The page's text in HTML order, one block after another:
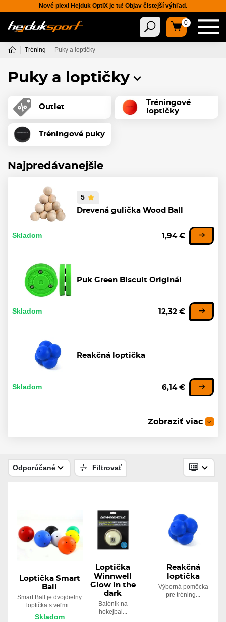
Nové plexi Hejduk OptiX je tu! Objav čistejší výhľad.
0
Tréning Puky a loptičky
Puky a loptičky
Outlet
Tréningové
loptičky
Tréningové puky
Najpredávanejšie
5
Drevená gulička Wood Ball
Skladom 1,94 €
Puk Green Biscuit Originál
Skladom 12,32 €
Reakčná loptička
Skladom 6,14 €
Skladom
Skladom 2,06 €
Zobraziť viac
Odporúčané Filtrovať
Loptička Smart
Ball
Smart Ball je dvojdielny
loptička s veľmi...
Skladom
Loptička
Winnwell
Glow in the
dark
Balónik na
hokejbal...
Reakčná
loptička
Výborná pomôcka
pre tréning...